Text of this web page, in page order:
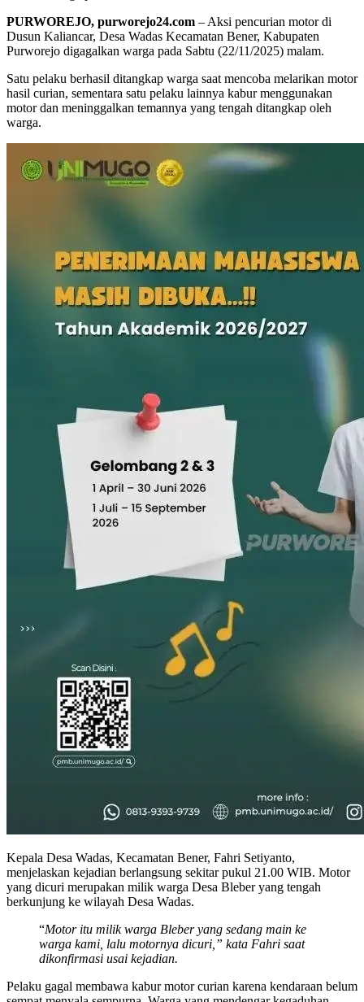
PURWOREJO, purworejo24.com – Aksi pencurian motor di
Dusun Kaliancar, Desa Wadas Kecamatan Bener, Kabupaten
Purworejo digagalkan warga pada Sabtu (22/11/2025) malam.
Satu pelaku berhasil ditangkap warga saat mencoba melarikan motor
hasil curian, sementara satu pelaku lainnya kabur menggunakan
motor dan meninggalkan temannya yang tengah ditangkap oleh
warga.
Kepala Desa Wadas, Kecamatan Bener, Fahri Setiyanto,
menjelaskan kejadian berlangsung sekitar pukul 21.00 WIB. Motor
yang dicuri merupakan milik warga Desa Bleber yang tengah
berkunjung ke wilayah Desa Wadas.
“Motor itu milik warga Bleber yang sedang main ke
warga kami, lalu motornya dicuri,” kata Fahri saat
dikonfirmasi usai kejadian.
Pelaku gagal membawa kabur motor curian karena kendaraan belum